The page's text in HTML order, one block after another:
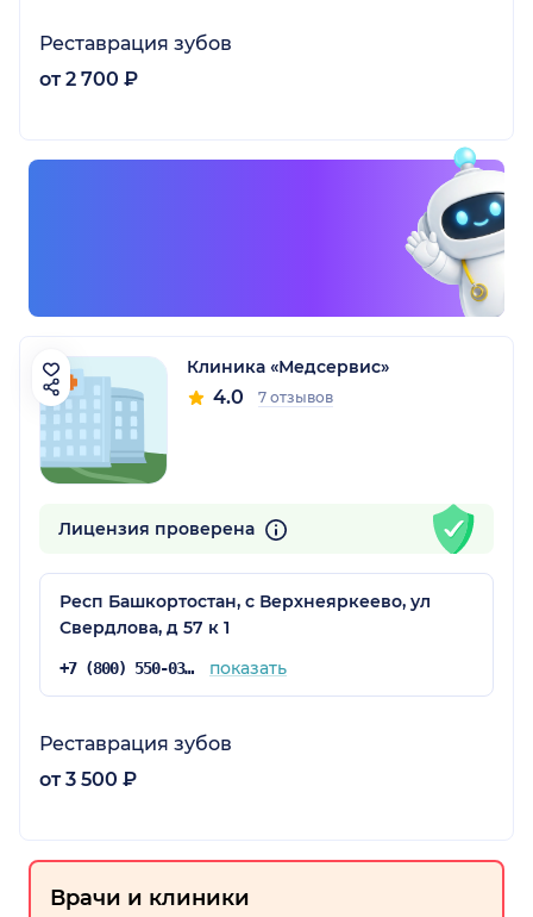
Реставрация зубов
от 2 700 ₽
Клиника «Медсервис»
4.0 7 отзывов
Лицензия проверена
Респ Башкортостан, с Верхнеяркеево, ул
Свердлова, д 57 к 1
+7 (800) 550-03-38 показать
Реставрация зубов
от 3 500 ₽
Врачи и клиники